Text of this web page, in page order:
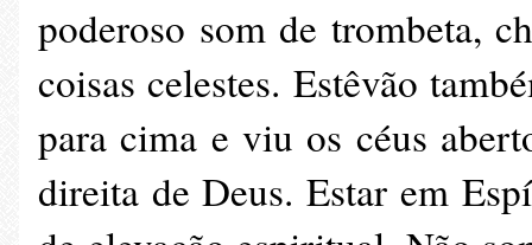
poderoso som de trombeta,
coisas celestes. Estêvão
para cima e viu os céus
direita de Deus. Estar em